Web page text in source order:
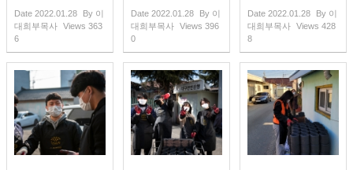
Date 2022.01.28 By 이
대희부목사 Views 363
6
Date 2022.01.28 By 이
대희부목사 Views 396
0
Date 2022.01.28 By 이
대희부목사 Views 428
8